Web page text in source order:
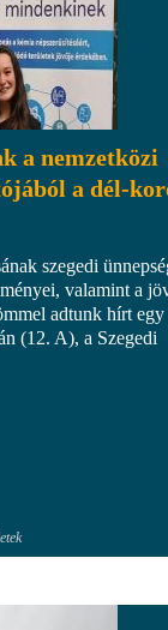
a nemzetközi
a dél-
szegedi
valamint a
adtunk hírt egy
(12. A), a Szegedi